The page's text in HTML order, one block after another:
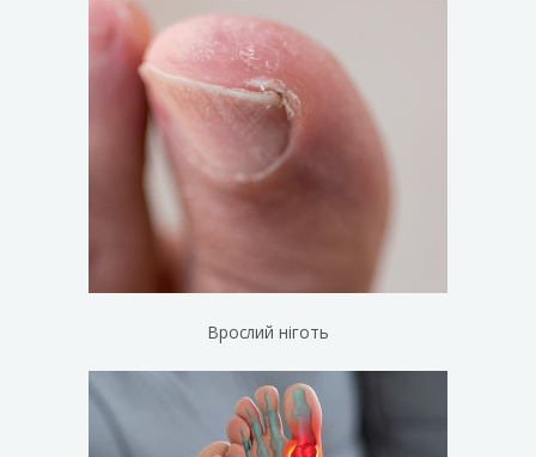
Врослий ніготь